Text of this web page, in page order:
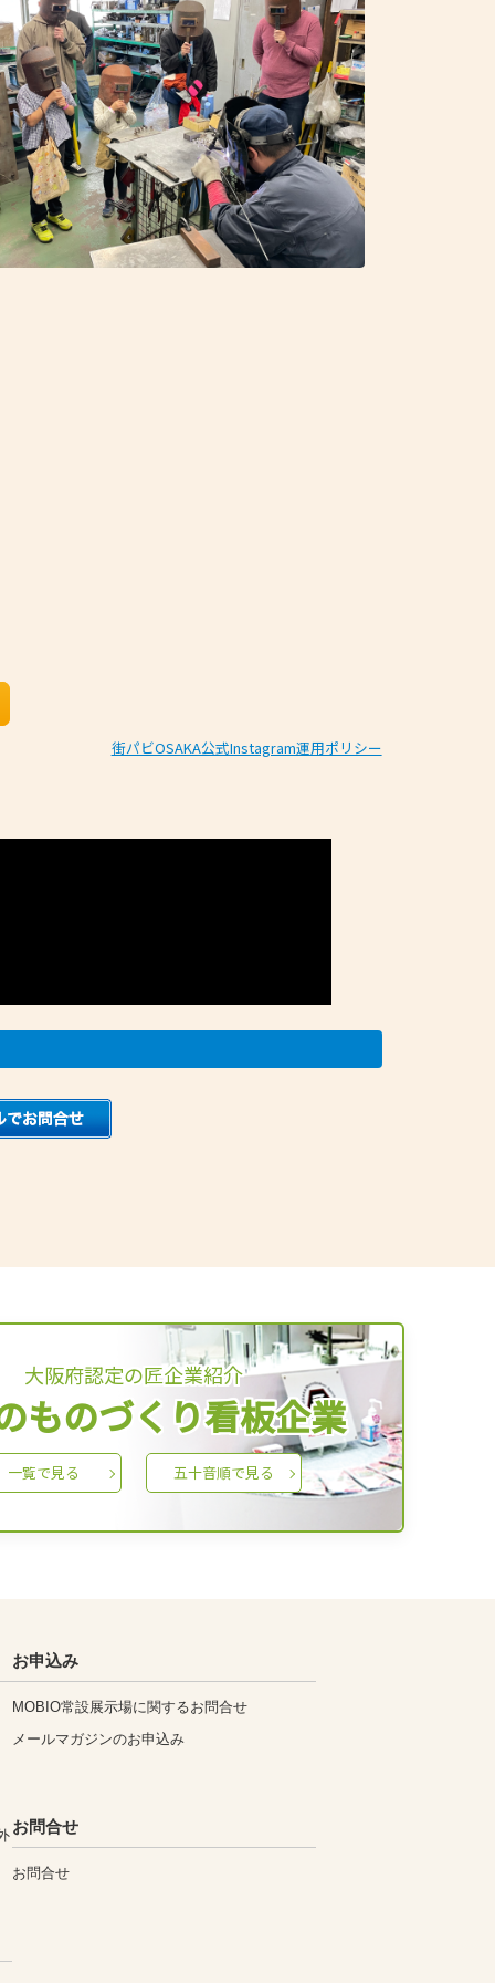
街パビOSAKA公式Instagram運用ポリシー
大阪府認定の匠企業紹介
ものづくり看板企業
一覧で見る 五十音順で見る
お申込み
MOBIO常設展示場に関するお問合せ
メールマガジンのお申込み
お問合せ
お問合せ